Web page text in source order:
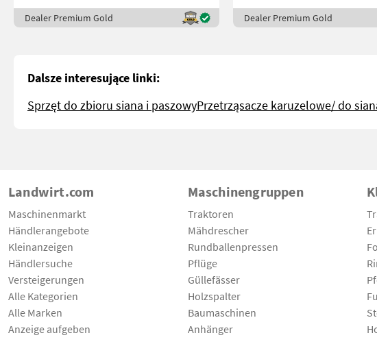
Dealer Premium Gold Dealer Premium Gold
Dalsze interesujące linki:
Sprzęt do zbioru siana i paszowyPrzetrząsacze karuzelowe/ do
Landwirt.com
Maschinenmarkt
Händlerangebote
Kleinanzeigen
Händlersuche
Versteigerungen
Alle Kategorien
Alle Marken
Anzeige aufgeben
Maschinengruppen
Traktoren
Mähdrescher
Rundballenpressen
Pflüge
Güllefässer
Holzspalter
Baumaschinen
Anhänger